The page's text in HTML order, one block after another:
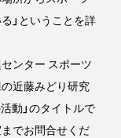
」ということを詳
ンター スポーツ
近藤みどり研究
動」のタイトルで
でお問合せくだ